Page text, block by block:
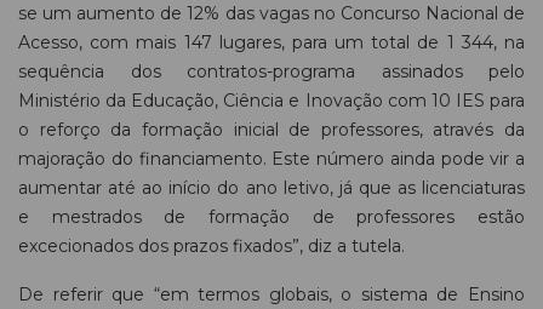
se um aumento de 12% das vagas no Concurso Nacional de
Acesso, com mais 147 lugares, para um total de 1 344, na
sequência dos contratos-programa assinados pelo
Ministério da Educação, Ciência e Inovação com 10 IES para
o reforço da formação inicial de professores, através da
majoração do financiamento. Este número ainda pode vir a
aumentar até ao início do ano letivo, já que as licenciaturas
e mestrados de formação de professores estão
excecionados dos prazos fixados”, diz a tutela.
De referir que “em termos globais, o sistema de Ensino